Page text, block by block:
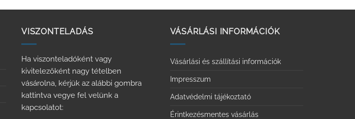
VISZONTELADÁS
Ha viszonteladóként vagy
kivitelezőként nagy tételben
vásárolna, kérjük az alábbi gombra
kattintva vegye fel velünk a
kapcsolatot:
VÁSÁRLÁSI INFORMÁCIÓK
Vásárlási és szállítási információk
Impresszum
Adatvédelmi tájékoztató
Érintkezésmentes vásárlás